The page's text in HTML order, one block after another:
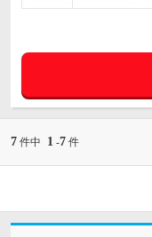
7 件中 1 -7 件